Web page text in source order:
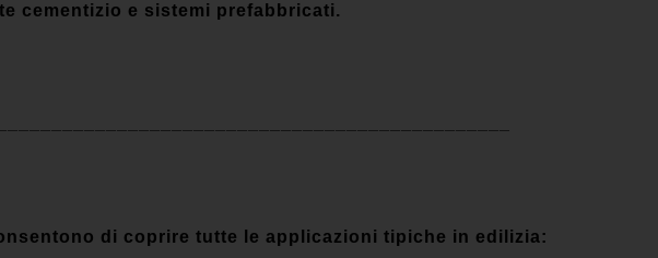
cementizio e sistemi prefabbricati.
di coprire tutte le applicazioni tipiche in edilizia: